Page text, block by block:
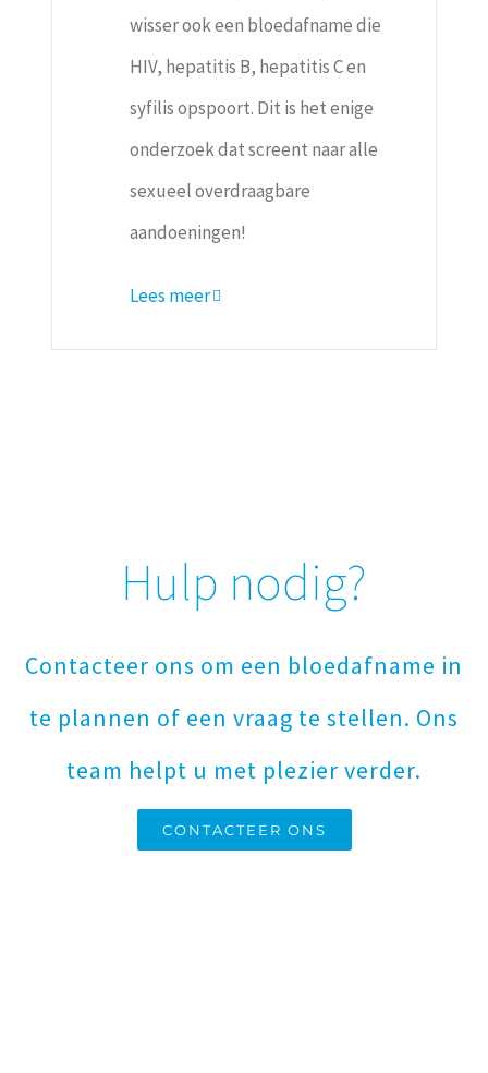
wisser ook een bloedafname die
HIV, hepatitis B, hepatitis C en
syfilis opspoort. Dit is het enige
onderzoek dat screent naar alle
sexueel overdraagbare
aandoeningen!
Lees meer
Hulp nodig?
Contacteer ons om een bloedafname in
te plannen of een vraag te stellen. Ons
team helpt u met plezier verder.
CONTACTEER ONS